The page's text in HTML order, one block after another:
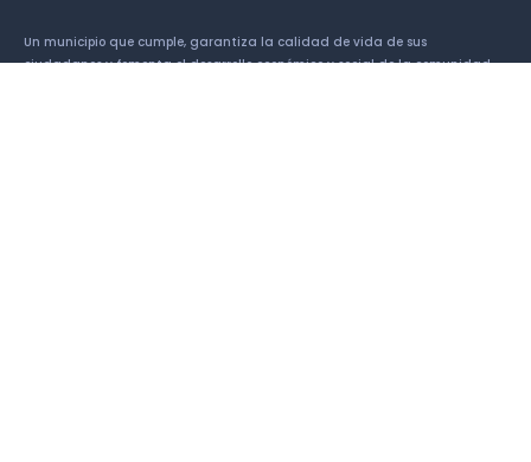
Un municipio que cumple, garantiza la calidad de vida de sus
ciudadanos y fomenta el desarrollo económico y social de la comunidad.